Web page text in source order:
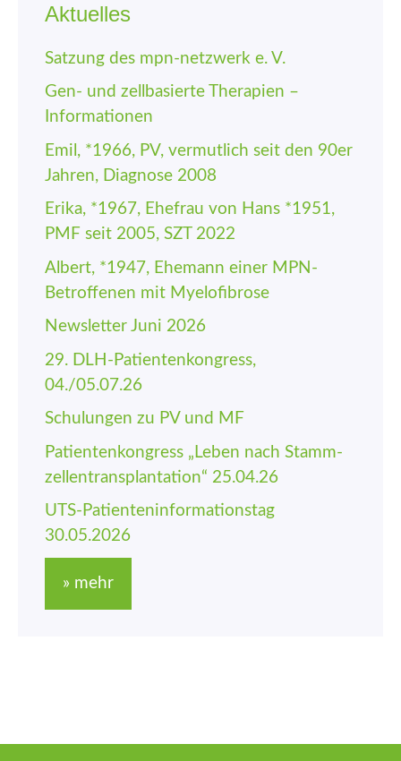
Aktuelles
Satzung des mpn-netzwerk e. V.
Gen- und zellbasierte Therapien –
Informationen
Emil, *1966, PV, vermutlich seit den 90er
Jahren, Diagnose 2008
Erika, *1967, Ehefrau von Hans *1951,
PMF seit 2005, SZT 2022
Albert, *1947, Ehemann einer MPN-
Betroffenen mit Myelofibrose
Newsletter Juni 2026
29. DLH-Patienten­kongress,
04./05.07.26
Schulungen zu PV und MF
Patienten­kongress „Leben nach Stamm­
zellen­trans­plantation“ 25.04.26
UTS-Patienten­informations­tag
30.05.2026
» mehr